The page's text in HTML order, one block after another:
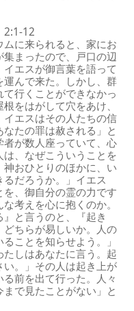
12
に来られると、家にお
まったので、戸口の辺
エスが御言葉を語って
んで来た。しかし、群
行くことができなかっ
をはがして穴をあけ、
エスはその人たちの信
たの罪は赦される」と
が数人座っていて、心
、なぜこういうことを
おひとりのほかに、い
だろうか。」イエス
、御自分の霊の力です
考えを心に抱くのか。
と言うのと、『起き
ちらが易しいか。人の
ことを知らせよう。」
しはあなたに言う。起
。」その人は起き上が
前を出て行った。人々
で見たことがない」と